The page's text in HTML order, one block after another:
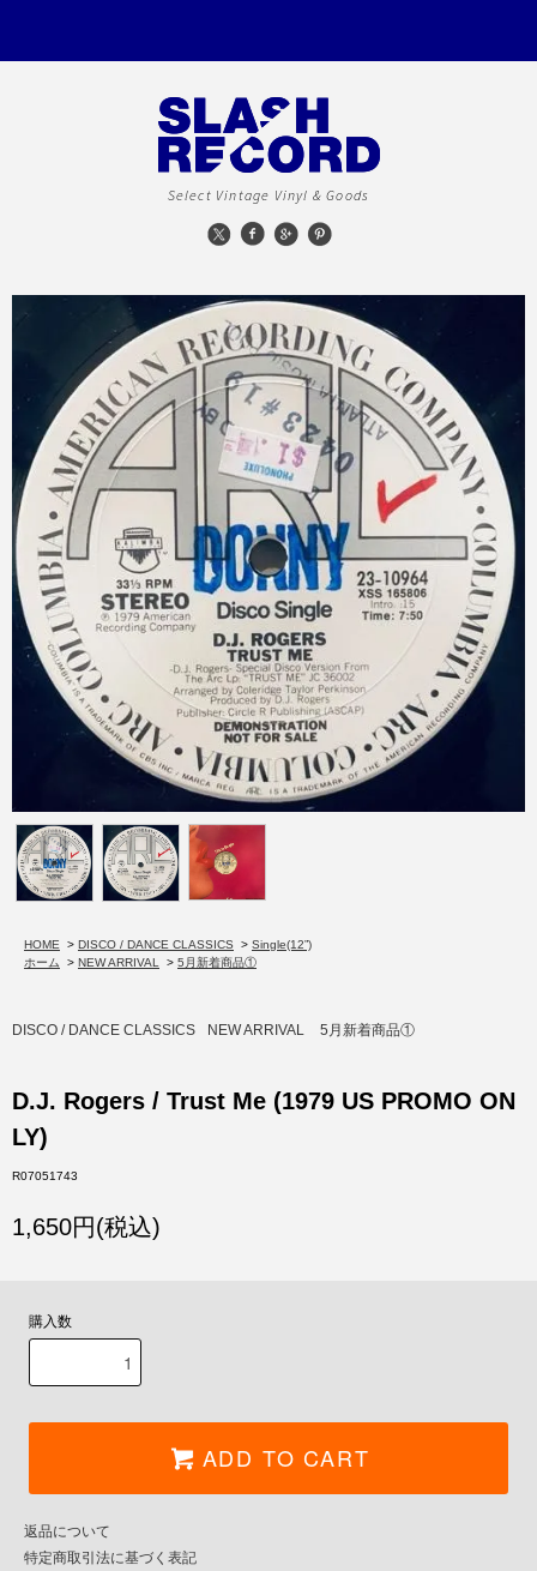
Select Vintage Vinyl & Goods
HOME > DISCO / DANCE CLASSICS > Single(12”)
ホーム
> NEW ARRIVAL > 5月新着商品①
DISCO / DANCE CLASSICS NEW ARRIVAL 5月新着商品①
D.J. Rogers / Trust Me (1979 US PROMO ON
LY)
R07051743
1,650円(税込)
購入数
ADD TO CART
返品について
特定商取引法に基づく表記